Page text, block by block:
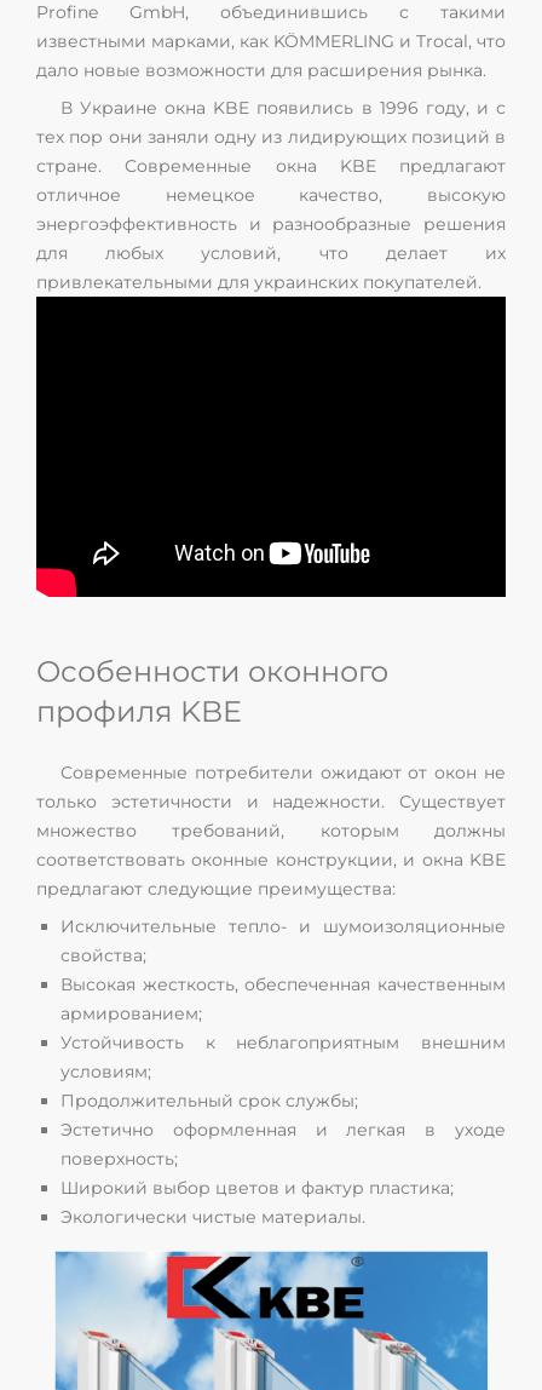
Profine GmbH, объединившись с такими
известными марками, как KÖMMERLING и Trocal, что
дало новые возможности для расширения рынка.
В Украине окна KBE появились в 1996 году, и с
тех пор они заняли одну из лидирующих позиций в
стране. Современные окна KBE предлагают
отличное немецкое качество, высокую
энергоэффективность и разнообразные решения
для любых условий, что делает их
привлекательными для украинских покупателей.
Особенности оконного
профиля KBE
Современные потребители ожидают от окон не
только эстетичности и надежности. Существует
множество требований, которым должны
соответствовать оконные конструкции, и окна KBE
предлагают следующие преимущества:
Исключительные тепло- и шумоизоляционные
свойства;
Высокая жесткость, обеспеченная качественным
армированием;
Устойчивость к неблагоприятным внешним
условиям;
Продолжительный срок службы;
Эстетично оформленная и легкая в уходе
поверхность;
Широкий выбор цветов и фактур пластика;
Экологически чистые материалы.